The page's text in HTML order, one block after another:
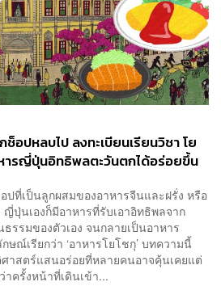
อปหลบไป ลงทะเบียนเรียนวิชา โย
หารญี่ปุ่นอิทธิพลตะวันตกได้อร่อยขึ้น
ปที่เป็นลูกผสมของอาหารจีนและฝรั่ง หรือ
ญี่ปุ่นเองก็มีอาหารที่รับเอาอิทธิพลจาก
รรมของตัวเอง จนกลายเป็นอาหาร
ณ์เรียกว่า ‘อาหารโยโชกุ’ บทความนี้
าสตร์แสนอร่อยที่หลายคนอาจคุ้นเคยแต่
าครั้งหน้าที่เดินเข้า...